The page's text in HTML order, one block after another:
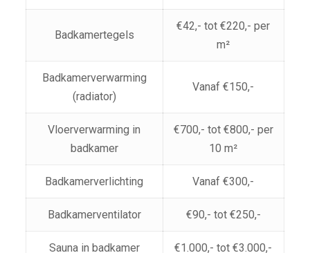
Badkamertegels
€42,- tot €220,- per
m²
Badkamerverwarming
(radiator)
Vanaf €150,-
Vloerverwarming in
badkamer
€700,- tot €800,- per
10 m²
Badkamerverlichting Vanaf €300,-
Badkamerventilator €90,- tot €250,-
Sauna in badkamer €1.000,- tot €3.000,-